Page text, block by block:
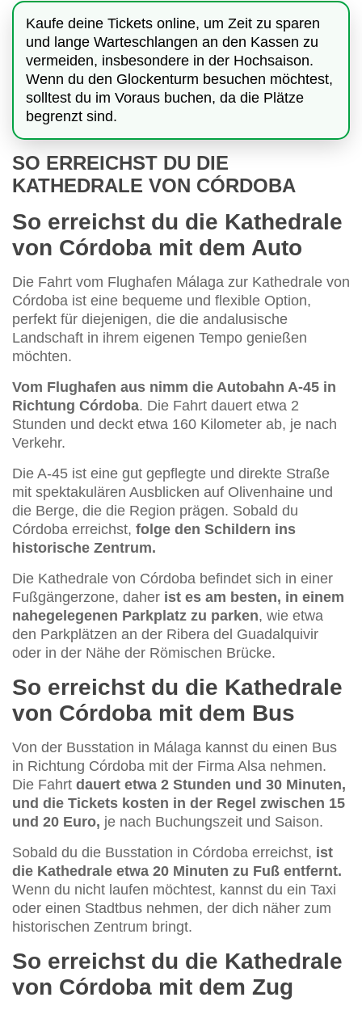
Kaufe deine Tickets online, um Zeit zu sparen
und lange Warteschlangen an den Kassen zu
vermeiden, insbesondere in der Hochsaison.
Wenn du den Glockenturm besuchen möchtest,
solltest du im Voraus buchen, da die Plätze
begrenzt sind.
SO ERREICHST DU DIE
KATHEDRALE VON CÓRDOBA
So erreichst du die Kathedrale
von Córdoba mit dem Auto
Die Fahrt vom Flughafen Málaga zur Kathedrale von
Córdoba ist eine bequeme und flexible Option,
perfekt für diejenigen, die die andalusische
Landschaft in ihrem eigenen Tempo genießen
möchten.
Vom Flughafen aus nimm die Autobahn A-45 in
Richtung Córdoba. Die Fahrt dauert etwa 2
Stunden und deckt etwa 160 Kilometer ab, je nach
Verkehr.
Die A-45 ist eine gut gepflegte und direkte Straße
mit spektakulären Ausblicken auf Olivenhaine und
die Berge, die die Region prägen. Sobald du
Córdoba erreichst, folge den Schildern ins
historische Zentrum.
Die Kathedrale von Córdoba befindet sich in einer
Fußgängerzone, daher ist es am besten, in einem
nahegelegenen Parkplatz zu parken, wie etwa
den Parkplätzen an der Ribera del Guadalquivir
oder in der Nähe der Römischen Brücke.
So erreichst du die Kathedrale
von Córdoba mit dem Bus
Von der Busstation in Málaga kannst du einen Bus
in Richtung Córdoba mit der Firma Alsa nehmen.
Die Fahrt dauert etwa 2 Stunden und 30 Minuten,
und die Tickets kosten in der Regel zwischen 15
und 20 Euro, je nach Buchungszeit und Saison.
Sobald du die Busstation in Córdoba erreichst, ist
die Kathedrale etwa 20 Minuten zu Fuß entfernt.
Wenn du nicht laufen möchtest, kannst du ein Taxi
oder einen Stadtbus nehmen, der dich näher zum
historischen Zentrum bringt.
So erreichst du die Kathedrale
von Córdoba mit dem Zug